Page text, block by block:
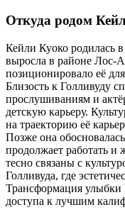
Откуда родом
Кейли Куоко родилась
выросла в районе Лос-
позиционировало её
Близость к Голливуду
прослушиваниям и
детскую карьеру.
на траекторию её
Позже она
продолжает работать
тесно связаны с
Голливуда, где
Трансформация улыбки
доступа к лучшим